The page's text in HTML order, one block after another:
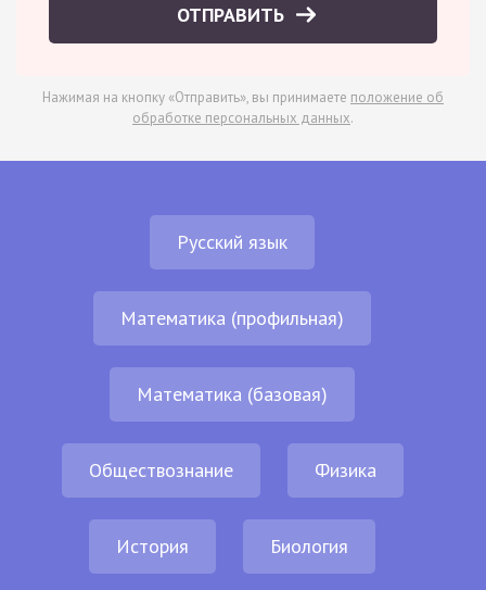
ОТПРАВИТЬ
Нажимая на кнопку «Отправить», вы принимаете положение об
обработке персональных данных.
Русский язык
Математика (профильная)
Математика (базовая)
Обществознание Физика
История Биология